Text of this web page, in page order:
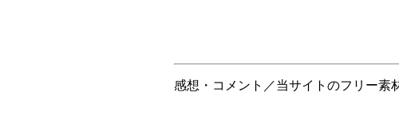
感想・コメント／当サイトのフリー素